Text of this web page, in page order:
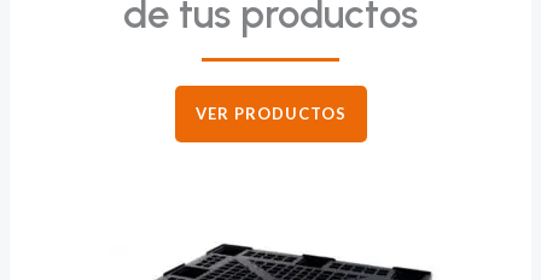
de tus productos
VER PRODUCTOS